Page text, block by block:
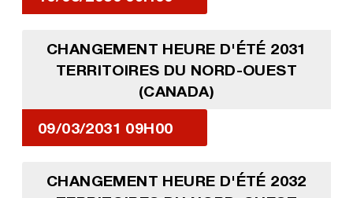
CHANGEMENT HEURE D'ÉTÉ 2031
TERRITOIRES DU NORD-OUEST
(CANADA)
09/03/2031 09H00
CHANGEMENT HEURE D'ÉTÉ 2032